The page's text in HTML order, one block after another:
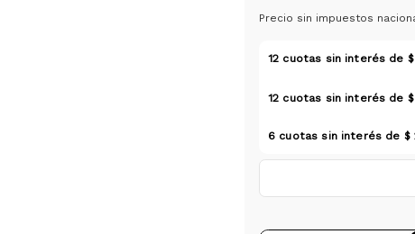
Precio sin impuestos
12 cuotas sin interés de
12 cuotas sin interés de
6 cuotas sin interés de $